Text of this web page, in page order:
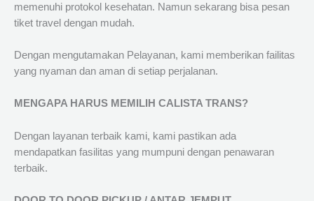
memenuhi protokol kesehatan. Namun sekarang bisa pesan
tiket travel dengan mudah.
Dengan mengutamakan Pelayanan, kami memberikan failitas
yang nyaman dan aman di setiap perjalanan.
MENGAPA HARUS MEMILIH CALISTA TRANS?
Dengan layanan terbaik kami, kami pastikan ada
mendapatkan fasilitas yang mumpuni dengan penawaran
terbaik.